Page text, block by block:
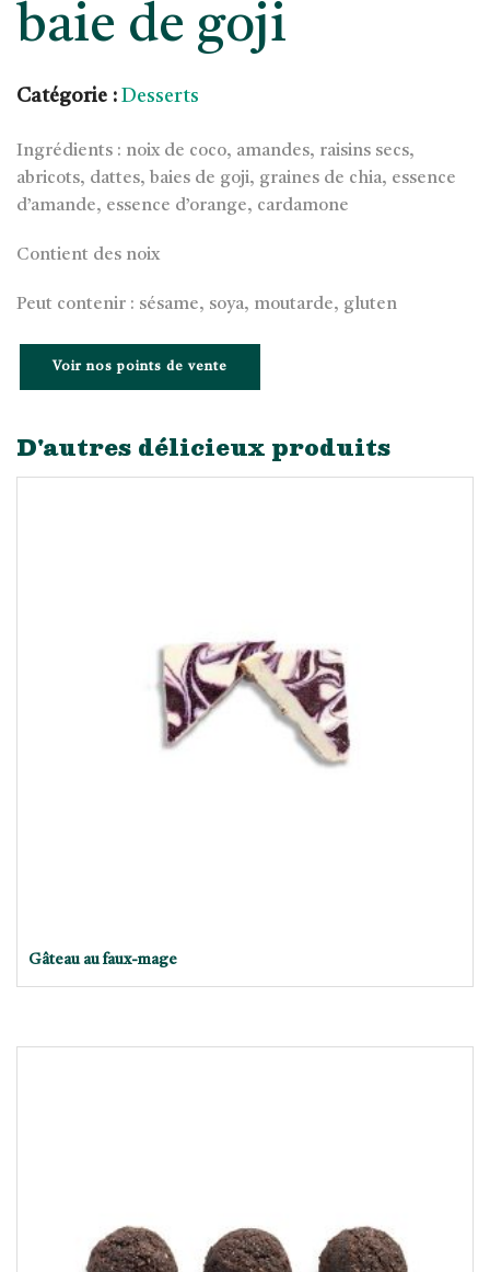
baie de goji
Catégorie : Desserts
Ingrédients : noix de coco, amandes, raisins secs,
abricots, dattes, baies de goji, graines de chia, essence
d’amande, essence d’orange, cardamone
Contient des noix
Peut contenir : sésame, soya, moutarde, gluten
Voir nos points de vente
D'autres délicieux produits
Gâteau au faux-mage